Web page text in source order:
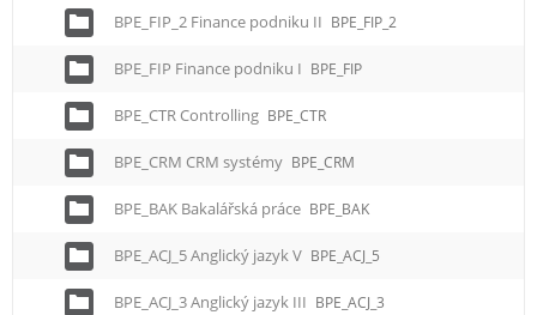
BPE_FIP_2 Finance podniku II BPE_FIP_2
BPE_FIP Finance podniku I BPE_FIP
BPE_CTR Controlling BPE_CTR
BPE_CRM CRM systémy BPE_CRM
BPE_BAK Bakalářská práce BPE_BAK
BPE_ACJ_5 Anglický jazyk V BPE_ACJ_5
BPE_ACJ_3 Anglický jazyk III BPE_ACJ_3